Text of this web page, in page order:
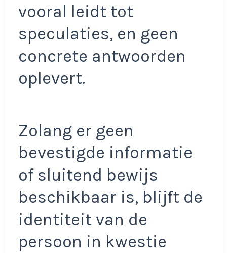
vooral leidt tot
speculaties, en geen
concrete antwoorden
oplevert.
Zolang er geen
bevestigde informatie
of sluitend bewijs
beschikbaar is, blijft de
identiteit van de
persoon in kwestie